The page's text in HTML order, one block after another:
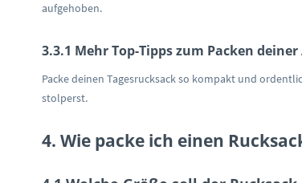
aufgehoben.
3.3.1 Mehr Top-Tipps zum Packen
Packe deinen Tagesrucksack so kompakt und
stolperst.
4. Wie packe ich einen